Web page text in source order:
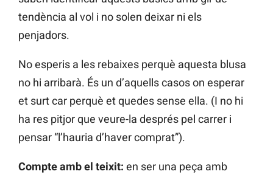
tendència al vol i no solen deixar ni els
penjadors.
No esperis a les rebaixes perquè aquesta blusa
no hi arribarà. És un d’aquells casos on esperar
et surt car perquè et quedes sense ella. (I no hi
ha res pitjor que veure-la després pel carrer i
pensar “l’hauria d’haver comprat”).
Compte amb el teixit: en ser una peça amb